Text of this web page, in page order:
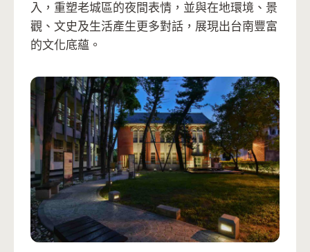
入，重塑老城區的夜間表情，並與在地環境、景
觀、文史及生活產生更多對話，展現出台南豐富
的文化底蘊。